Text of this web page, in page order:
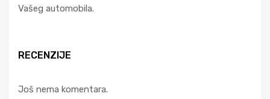
Vašeg automobila.
RECENZIJE
Još nema komentara.